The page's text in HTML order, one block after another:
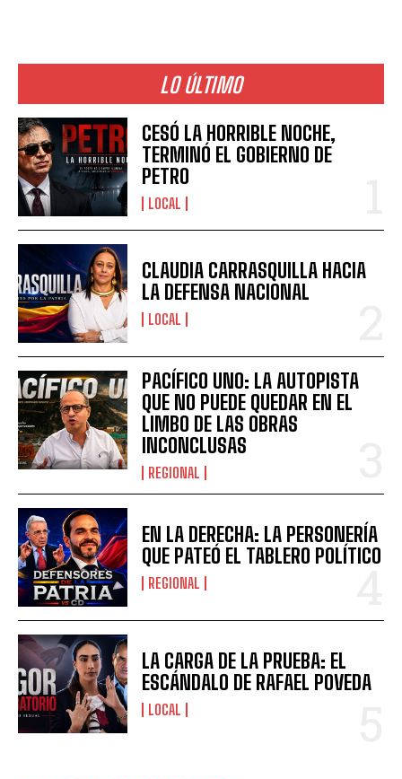
LO ÚLTIMO
CESÓ LA HORRIBLE NOCHE,
TERMINÓ EL GOBIERNO DE
PETRO
LOCAL
CLAUDIA CARRASQUILLA HACIA
LA DEFENSA NACIONAL
LOCAL
PACÍFICO UNO: LA AUTOPISTA
QUE NO PUEDE QUEDAR EN EL
LIMBO DE LAS OBRAS
INCONCLUSAS
REGIONAL
EN LA DERECHA: LA PERSONERÍA
QUE PATEÓ EL TABLERO POLÍTICO
REGIONAL
LA CARGA DE LA PRUEBA: EL
ESCÁNDALO DE RAFAEL POVEDA
LOCAL